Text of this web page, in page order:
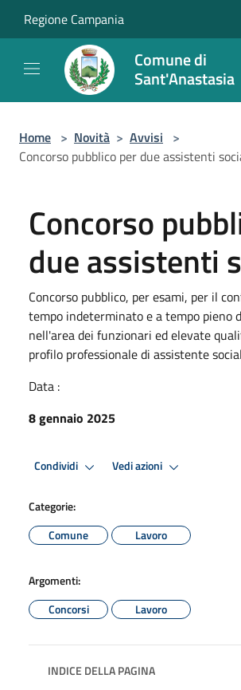
Regione Campania
Comune di
Sant'Anastasia
Home > Novità > Avvisi >
Concorso pubblico per due assistenti
Concorso
due assistenti
Concorso pubblico, per esami, per il
tempo indeterminato e a tempo pieno
nell'area dei funzionari ed elevate
profilo professionale di assistente
Data :
8 gennaio 2025
Condividi Vedi azioni
Categorie:
Comune
Lavoro
Argomenti:
Concorsi
Lavoro
INDICE DELLA PAGINA